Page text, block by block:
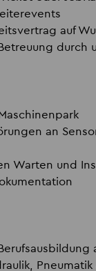
auf
durch
an
Warten und
Pneumatik